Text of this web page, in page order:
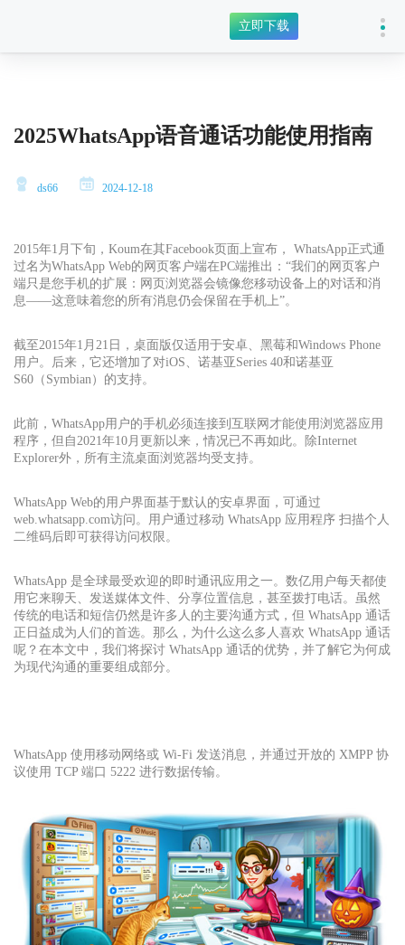
立即下载
2025WhatsApp语音通话功能使用指南
ds66 2024-12-18
2015年1月下旬，Koum在其Facebook页面上宣布， WhatsApp正式通
过名为WhatsApp Web的网页客户端在PC端推出：“我们的网页客户
端只是您手机的扩展：网页浏览器会镜像您移动设备上的对话和消
息——这意味着您的所有消息仍会保留在手机上”。
截至2015年1月21日，桌面版仅适用于安卓、黑莓和Windows Phone
用户。后来，它还增加了对iOS、诺基亚Series 40和诺基亚
S60（Symbian）的支持。
此前，WhatsApp用户的手机必须连接到互联网才能使用浏览器应用
程序，但自2021年10月更新以来，情况已不再如此。除Internet
Explorer外，所有主流桌面浏览器均受支持。
WhatsApp Web的用户界面基于默认的安卓界面，可通过
web.whatsapp.com访问。用户通过移动 WhatsApp 应用程序 扫描个人
二维码后即可获得访问权限。
WhatsApp 是全球最受欢迎的即时通讯应用之一。数亿用户每天都使
用它来聊天、发送媒体文件、分享位置信息，甚至拨打电话。虽然
传统的电话和短信仍然是许多人的主要沟通方式，但 WhatsApp 通话
正日益成为人们的首选。那么，为什么这么多人喜欢 WhatsApp 通话
呢？在本文中，我们将探讨 WhatsApp 通话的优势，并了解它为何成
为现代沟通的重要组成部分。
WhatsApp 使用移动网络或 Wi-Fi 发送消息，并通过开放的 XMPP 协
议使用 TCP 端口 5222 进行数据传输。